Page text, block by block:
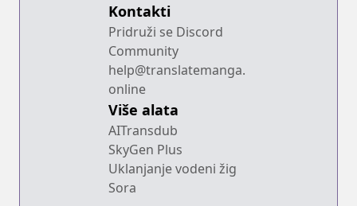
Kontakti
Pridruži se Discord
Community
help@translatemanga.
online
Više alata
AITransdub
SkyGen Plus
Uklanjanje vodeni žig
Sora